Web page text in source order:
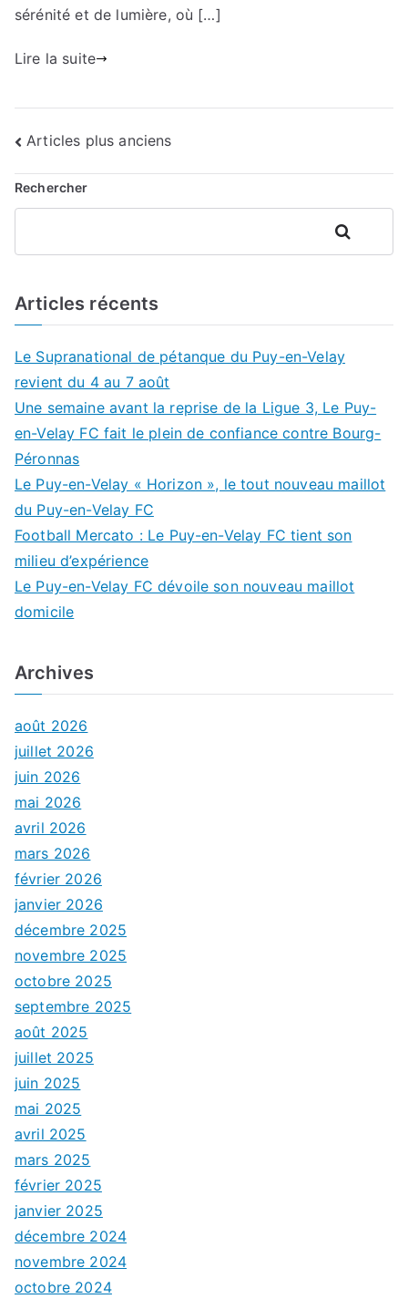
sérénité et de lumière, où […]
Lire la suite
Navigation
des
articles
Articles plus anciens
Rechercher
Rechercher
Articles récents
Le Supranational de pétanque du Puy-en-Velay
revient du 4 au 7 août
Une semaine avant la reprise de la Ligue 3, Le Puy-
en-Velay FC fait le plein de confiance contre Bourg-
Péronnas
Le Puy-en-Velay « Horizon », le tout nouveau maillot
du Puy-en-Velay FC
Football Mercato : Le Puy-en-Velay FC tient son
milieu d’expérience
Le Puy-en-Velay FC dévoile son nouveau maillot
domicile
Archives
août 2026
juillet 2026
juin 2026
mai 2026
avril 2026
mars 2026
février 2026
janvier 2026
décembre 2025
novembre 2025
octobre 2025
septembre 2025
août 2025
juillet 2025
juin 2025
mai 2025
avril 2025
mars 2025
février 2025
janvier 2025
décembre 2024
novembre 2024
octobre 2024